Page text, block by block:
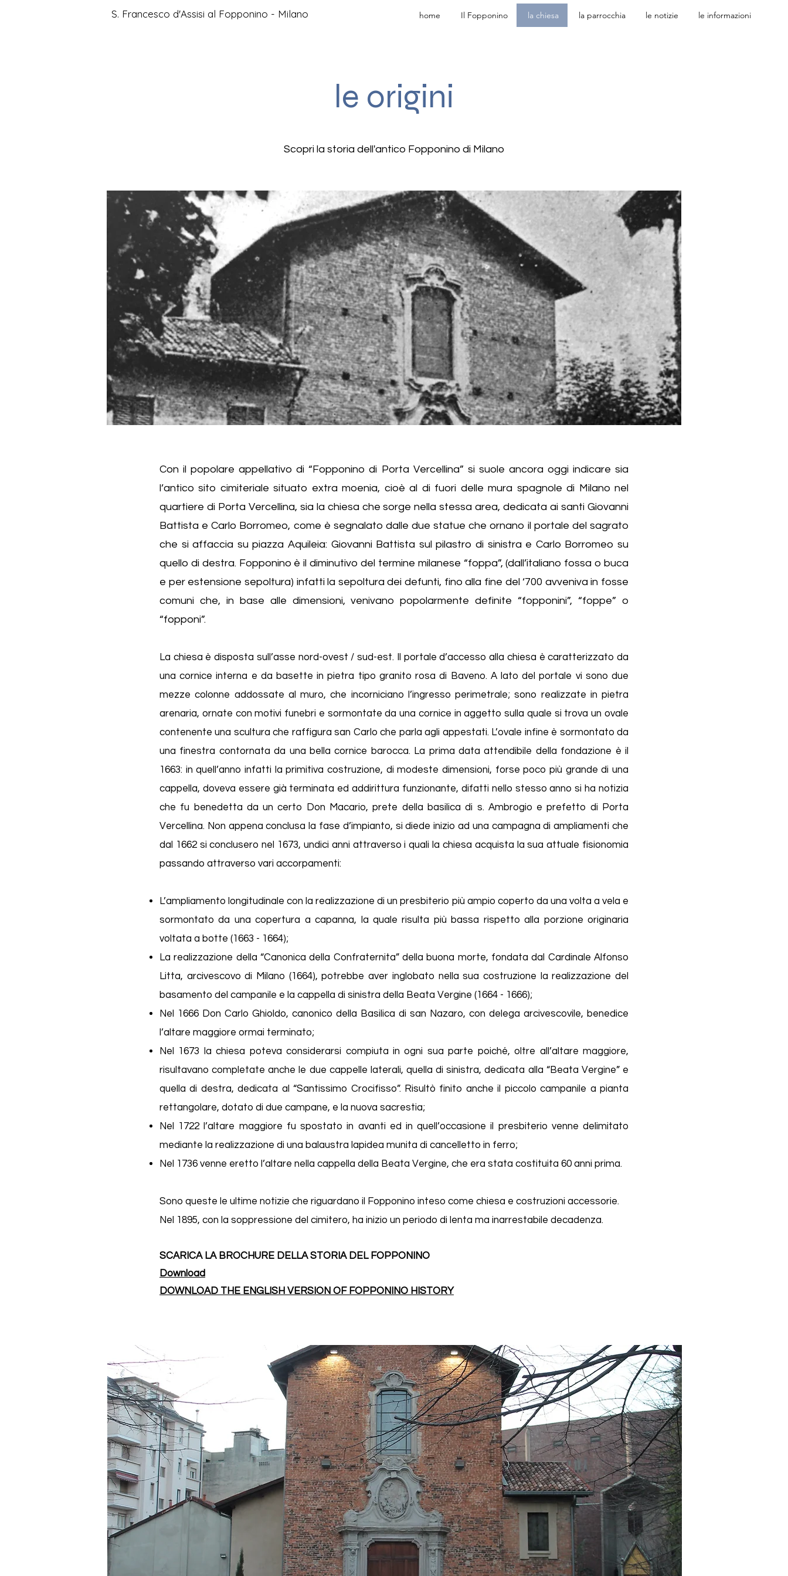
S. Francesco d'Assisi al Fopponino - Milano home Il Fopponino la chiesa la parrocchia le notizie le informazioni
le origini
Sco​pri la storia dell'antico Fopponino di Milano
Con il popolare appellativo di “Fopponino di Porta Vercellina” si suole ancora oggi indicare sia
l’antico sito cimiteriale situato extra moenia, cioè al di fuori delle mura spagnole di Milano nel
quartiere di Porta Vercellina, sia la chiesa che sorge nella stessa area, dedicata ai santi Giovanni
Battista e Carlo Borromeo, come è segnalato dalle due statue che ornano il portale del sagrato
che si affaccia su piazza Aquileia: Giovanni Battista sul pilastro di sinistra e Carlo Borromeo su
quello di destra. Fopponino è il diminutivo del termine milanese “foppa”, (dall’italiano fossa o buca
e per estensione sepoltura) infatti la sepoltura dei defunti, fino alla fine del ‘700 avveniva in fosse
comuni che, in base alle dimensioni, venivano popolarmente definite “fopponini”, “foppe” o
“fopponi”.
La chiesa è disposta sull’asse nord-ovest / sud-est. Il portale d’accesso alla chiesa è caratterizzato da
una cornice interna e da basette in pietra tipo granito rosa di Baveno. A lato del portale vi sono due
mezze colonne addossate al muro, che incorniciano l’ingresso perimetrale; sono realizzate in pietra
arenaria, ornate con motivi funebri e sormontate da una cornice in aggetto sulla quale si trova un ovale
contenente una scultura che raffigura san Carlo che parla agli appestati. L’ovale infine è sormontato da
una finestra contornata da una bella cornice barocca. La prima data attendibile della fondazione è il
1663: in quell’anno infatti la primitiva costruzione, di modeste dimensioni, forse poco più grande di una
cappella, doveva essere già terminata ed addirittura funzionante, difatti nello stesso anno si ha notizia
che fu benedetta da un certo Don Macario, prete della basilica di s. Ambrogio e prefetto di Porta
Vercellina. Non appena conclusa la fase d’impianto, si diede inizio ad una campagna di ampliamenti che
dal 1662 si conclusero nel 1673, undici anni attraverso i quali la chiesa acquista la sua attuale fisionomia
passando attraverso vari accorpamenti:
L’ampliamento longitudinale con la realizzazione di un presbiterio più ampio coperto da una volta a vela e
sormontato da una copertura a capanna, la quale risulta più bassa rispetto alla porzione originaria
voltata a botte (1663 - 1664);
La realizzazione della “Canonica della Confraternita” della buona morte, fondata dal Cardinale Alfonso
Litta, arcivescovo di Milano (1664), potrebbe aver inglobato nella sua costruzione la realizzazione del
basamento del campanile e la cappella di sinistra della Beata Vergine (1664 - 1666);
Nel 1666 Don Carlo Ghioldo, canonico della Basilica di san Nazaro, con delega arcivescovile, benedice
l’altare maggiore ormai terminato;
Nel 1673 la chiesa poteva considerarsi compiuta in ogni sua parte poiché, oltre all’altare maggiore,
risultavano completate anche le due cappelle laterali, quella di sinistra, dedicata alla “Beata Vergine” e
quella di destra, dedicata al “Santissimo Crocifisso”. Risultò finito anche il piccolo campanile a pianta
rettangolare, dotato di due campane, e la nuova sacrestia;
Nel 1722 l’altare maggiore fu spostato in avanti ed in quell’occasione il presbiterio venne delimitato
mediante la realizzazione di una balaustra lapidea munita di cancelletto in ferro;
Nel 1736 venne eretto l’altare nella cappella della Beata Vergine, che era stata costituita 60 anni prima.
Sono queste le ultime notizie che riguardano il Fopponino inteso come chiesa e costruzioni accessorie.
Nel 1895, con la soppressione del cimitero, ha inizio un periodo di lenta ma inarrestabile decadenza.
SCARICA LA BROCHURE DELLA STORIA DEL FOPPONINO
Download
DOWNLOAD THE ENGLISH VERSION OF FOPPONINO HISTORY